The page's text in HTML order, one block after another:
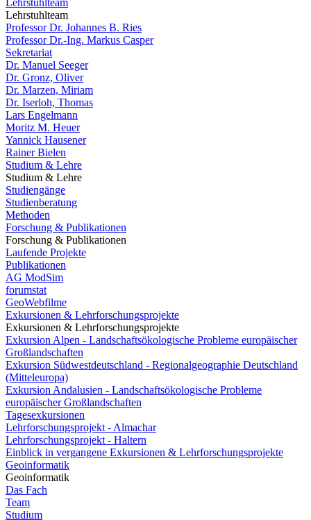
Lehrstuhlteam
Lehrstuhlteam
Professor Dr. Johannes B. Ries
Professor Dr.-Ing. Markus Casper
Sekretariat
Dr. Manuel Seeger
Dr. Gronz, Oliver
Dr. Marzen, Miriam
Dr. Iserloh, Thomas
Lars Engelmann
Moritz M. Heuer
Yannick Hausener
Rainer Bielen
Studium & Lehre
Studium & Lehre
Studiengänge
Studienberatung
Methoden
Forschung & Publikationen
Forschung & Publikationen
Laufende Projekte
Publikationen
AG ModSim
forumstat
GeoWebfilme
Exkursionen & Lehrforschungsprojekte
Exkursionen & Lehrforschungsprojekte
Exkursion Alpen - Landschaftsökologische Probleme europäischer
Großlandschaften
Exkursion Südwestdeutschland - Regionalgeographie Deutschland
(Mitteleuropa)
Exkursion Andalusien - Landschaftsökologische Probleme
europäischer Großlandschaften
Tagesexkursionen
Lehrforschungsprojekt - Almachar
Lehrforschungsprojekt - Haltern
Einblick in vergangene Exkursionen & Lehrforschungsprojekte
Geoinformatik
Geoinformatik
Das Fach
Team
Studium